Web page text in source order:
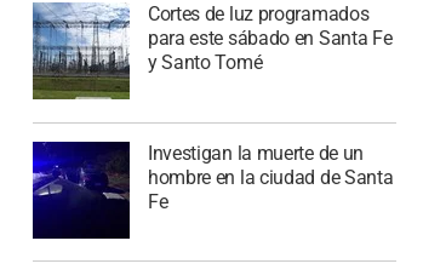
Cortes de luz programados
para este sábado en Santa Fe
y Santo Tomé
Investigan la muerte de un
hombre en la ciudad de Santa
Fe